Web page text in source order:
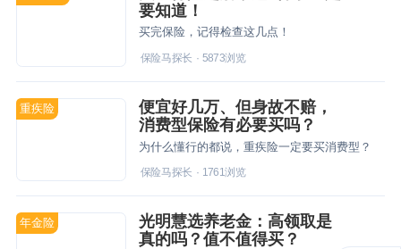
要知道！
买完保险，记得检查这几点！
保险马探长 · 5873浏览
重疾险
便宜好几万、但身故不赔，
消费型保险有必要买吗？
为什么懂行的都说，重疾险一定要买消费型？
保险马探长 · 1761浏览
年金险
光明慧选养老金：高领取是
真的吗？值不值得买？